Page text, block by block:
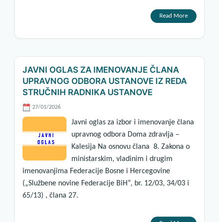
Read More
JAVNI OGLAS ZA IMENOVANJE ČLANA
UPRAVNOG ODBORA USTANOVE IZ REDA
STRUČNIH RADNIKA USTANOVE
27/01/2026
Javni oglas za izbor i imenovanje člana
upravnog odbora Doma zdravlja –
Kalesija Na osnovu člana 8. Zakona o
ministarskim, vladinim i drugim
imenovanjima Federacije Bosne i Hercegovine
(„Službene novine Federacije BiH“, br. 12/03, 34/03 i
65/13) , člana 27.